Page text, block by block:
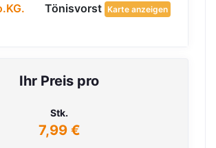
Tönisvorst Karte anzeigen
Ihr Preis pro
Stk.
7,99 €